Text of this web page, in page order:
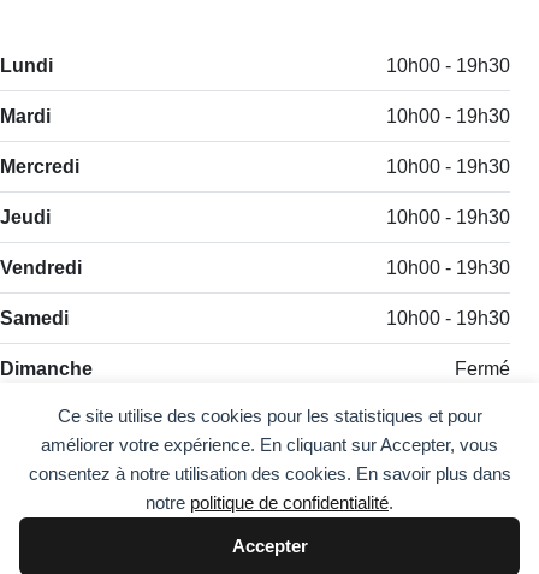
Ce site utilise des cookies pour les statistiques et pour
améliorer votre expérience. En cliquant sur Accepter, vous
consentez à notre utilisation des cookies. En savoir plus dans
notre politique de confidentialité.
Accepter
Lundi 10h00 - 19h30
Mardi 10h00 - 19h30
Mercredi 10h00 - 19h30
Jeudi 10h00 - 19h30
Vendredi 10h00 - 19h30
Samedi 10h00 - 19h30
Dimanche Fermé